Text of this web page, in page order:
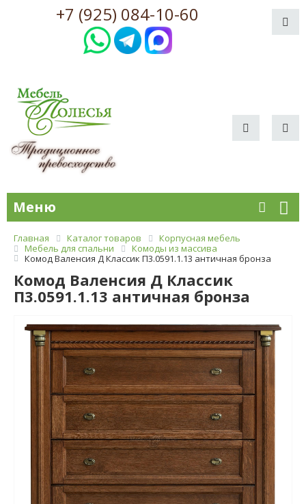
+7 (925) 084-10-60
Меню
Главная Каталог товаров
Корпусная мебель
Мебель для спальни
Комоды из массива
Комод Валенсия Д Классик П3.0591.1.13 античная бронза
Комод Валенсия Д Классик
П3.0591.1.13 античная бронза